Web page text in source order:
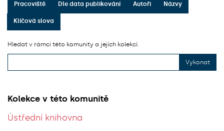
Pracoviště Dle data publikování Autoři Názvy
Klíčová slova
Hledat v rámci této komunity a jejích kolekcí.
Vykonat
Kolekce v této komunitě
Ústřední knihovna